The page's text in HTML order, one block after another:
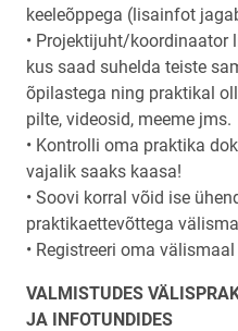
keeleõppega (lisainfot
• Projektijuht/koordinaator
kus saad suhelda teiste
õpilastega ning praktikal
pilte, videosid, meeme jms.
• Kontrolli oma praktika
vajalik saaks kaasa!
• Soovi korral võid ise
praktikaettevõttega
• Registreeri oma välismaal
VALMISTUDES
JA INFOTUNDIDES